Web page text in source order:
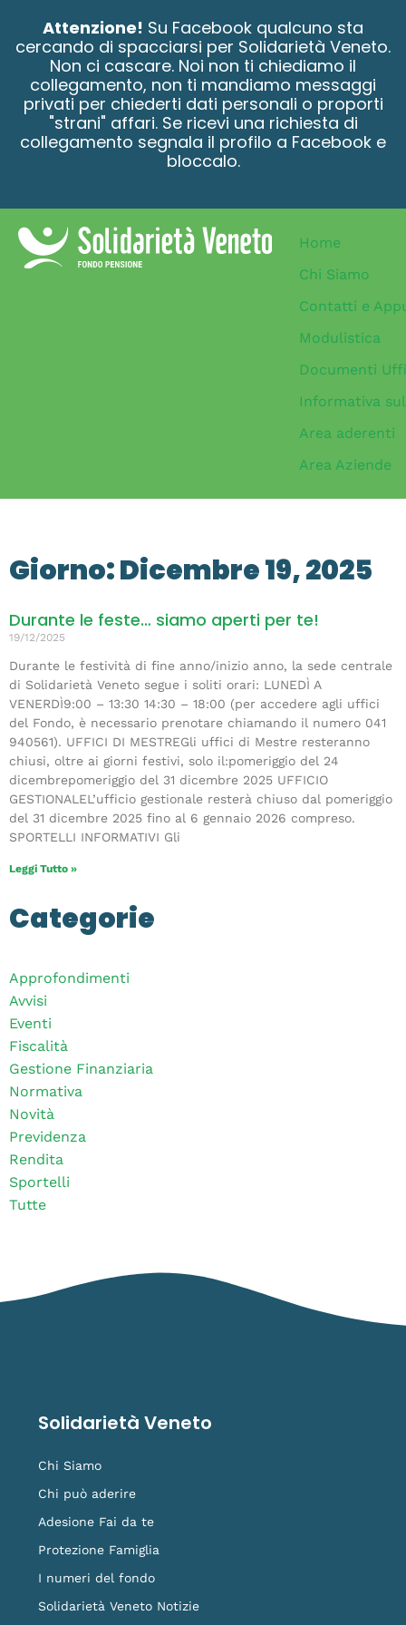
Attenzione! Su Facebook qualcuno sta
cercando di spacciarsi per Solidarietà Veneto.
Non ci cascare. Noi non ti chiediamo il
collegamento, non ti mandiamo messaggi
privati per chiederti dati personali o proporti
"strani" affari. Se ricevi una richiesta di
collegamento segnala il profilo a Facebook e
bloccalo.
Home
Chi Siamo
Contatti e
Modulistica
Documenti
Informativa
Area aderenti
Area Aziende
Giorno: Dicembre 19, 2025
Durante le feste… siamo aperti per te!
19/12/2025
Durante le festività di fine anno/inizio anno, la sede centrale
di Solidarietà Veneto segue i soliti orari: LUNEDÌ A
VENERDÌ9:00 – 13:30 14:30 – 18:00 (per accedere agli uffici
del Fondo, è necessario prenotare chiamando il numero 041
940561). UFFICI DI MESTREGli uffici di Mestre resteranno
chiusi, oltre ai giorni festivi, solo il:pomeriggio del 24
dicembrepomeriggio del 31 dicembre 2025 UFFICIO
GESTIONALEL’ufficio gestionale resterà chiuso dal pomeriggio
del 31 dicembre 2025 fino al 6 gennaio 2026 compreso.
SPORTELLI INFORMATIVI Gli
Leggi Tutto »
Categorie
Approfondimenti
Avvisi
Eventi
Fiscalità
Gestione Finanziaria
Normativa
Novità
Previdenza
Rendita
Sportelli
Tutte
Solidarietà Veneto
Chi Siamo
Chi può aderire
Adesione Fai da te
Protezione Famiglia
I numeri del fondo
Solidarietà Veneto Notizie